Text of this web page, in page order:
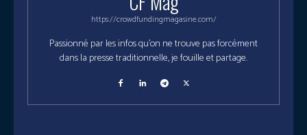
https://crowdfundingmagasine.com/
Passionné par les infos qu'on ne trouve pas forcément
dans la presse traditionnelle, je fouille et partage.